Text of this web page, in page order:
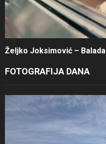
Željko Joksimović – Balada
FOTOGRAFIJA DANA